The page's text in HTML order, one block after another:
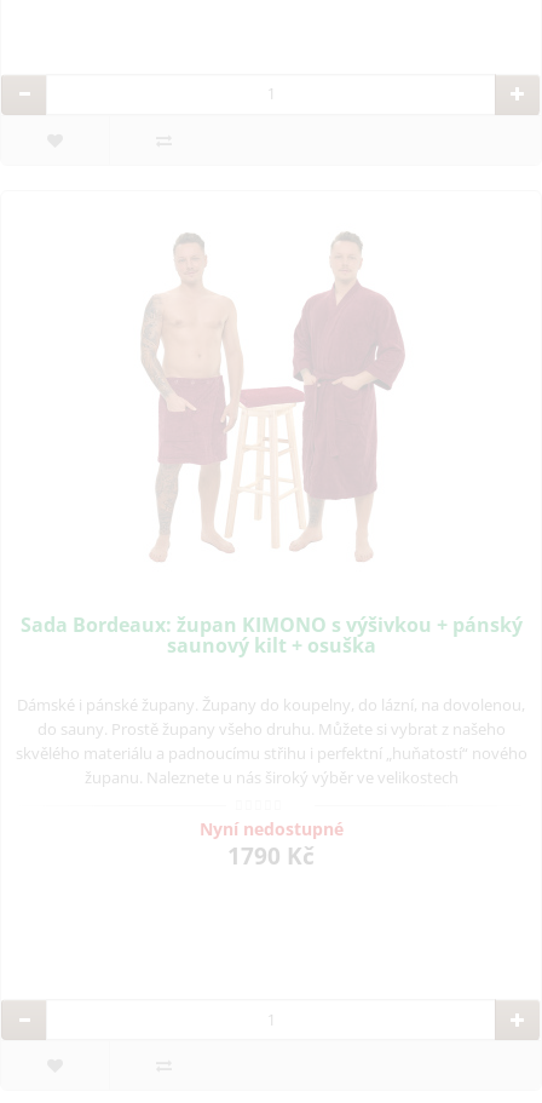
Sada Bordeaux: župan KIMONO s výšivkou + pánský
saunový kilt + osuška
Dámské i pánské župany. Župany do koupelny, do lázní, na dovolenou,
do sauny. Prostě župany všeho druhu. Můžete si vybrat z našeho
skvělého materiálu a padnoucímu střihu i perfektní „huňatostí“ nového
županu. Naleznete u nás široký výběr ve velikostech
Nyní nedostupné
1790 Kč